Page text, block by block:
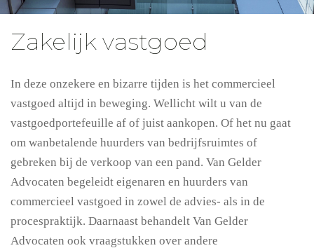
Zakelijk vastgoed
In deze onzekere en bizarre tijden is het commercieel
vastgoed altijd in beweging. Wellicht wilt u van de
vastgoedportefeuille af of juist aankopen. Of het nu gaat
om wanbetalende huurders van bedrijfsruimtes of
gebreken bij de verkoop van een pand. Van Gelder
Advocaten begeleidt eigenaren en huurders van
commercieel vastgoed in zowel de advies- als in de
procespraktijk. Daarnaast behandelt Van Gelder
Advocaten ook vraagstukken over andere